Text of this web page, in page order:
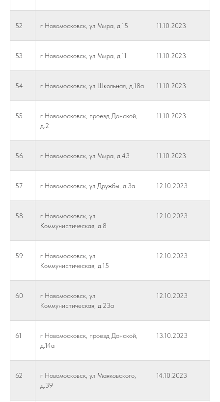
52 г Новомосковск, ул Мира, д.15 11.10.2023
53 г Новомосковск, ул Мира, д.11 11.10.2023
54 г Новомосковск, ул Школьная, д.18а 11.10.2023
55
г Новомосковск, проезд Донской,
д.2
11.10.2023
56 г Новомосковск, ул Мира, д.43 11.10.2023
57 г Новомосковск, ул Дружбы, д.3а 12.10.2023
58
г Новомосковск, ул
Коммунистическая, д.8
12.10.2023
59
г Новомосковск, ул
Коммунистическая, д.15
12.10.2023
60
г Новомосковск, ул
Коммунистическая, д.23а
12.10.2023
61
г Новомосковск, проезд Донской,
д.14а
13.10.2023
62
г Новомосковск, ул Маяковского,
д.39
14.10.2023